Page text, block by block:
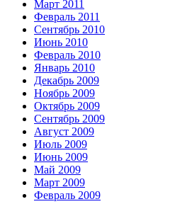
Март 2011
Февраль 2011
Сентябрь 2010
Июнь 2010
Февраль 2010
Январь 2010
Декабрь 2009
Ноябрь 2009
Октябрь 2009
Сентябрь 2009
Август 2009
Июль 2009
Июнь 2009
Май 2009
Март 2009
Февраль 2009